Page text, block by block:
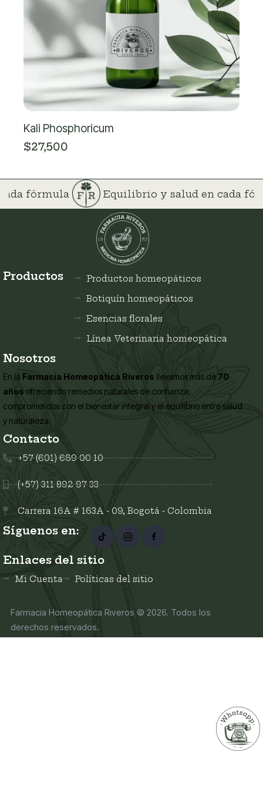
Kali Phosphoricum
$27,500
fórmula Equilibrio y salud en cada
Productos
Productos homeopáticos
Botiquín homeopáticos
Esencias florales
Línea Veterinaria homeopática
Nosotros
En la Farmacia Homeopática Riveros llevamos más de 70
años ofreciendo remedios naturales de confianza,
comprometidos con el bienestar integral y el equilibrio entre salud
y naturaleza.
Contacto
+57 (601) 669 00 10
(+57) 311 892 97 33
Carrera 16A # 163A - 09, Bogotá - Colombia
Síguenos en:
Enlaces del sitio
Mi Cuenta Políticas del sitio
Farmacia Homeopática Riveros © 2026. Todos los
derechos reservados.